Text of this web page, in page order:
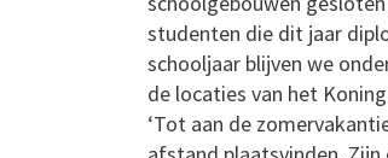
studenten die dit jaar
schooljaar blijven we
de locaties van het
‘Tot aan de